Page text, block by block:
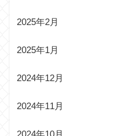
2025年2月
2025年1月
2024年12月
2024年11月